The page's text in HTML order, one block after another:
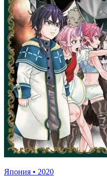
Япония • 2020